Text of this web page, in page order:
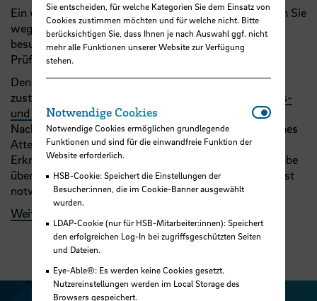
Ein wichtiger Grund liegt insbesondere dann vor, wenn Sie
wegen Ihrer Erkrankung keine Lehrveranstaltungen
besuchen und/oder die zu erwartenden Studien- und
Prüfungsleistungen nicht erbringen können.
Den Antrag auf Beurlaubung können Sie bei den
zuständigen Sachbearbeiter:innen im
Immatrikulations-
und Prüfungsamteinreichen; und zwar mit geeigneten
Nachweisen. Dazu gehört zum Beispiel ein fachärztliches
Attest, aus dem hervorgeht, dass Sie aufgrund Ihrer
Erkrankung nicht voll studierfähig sind. Auch die Angabe
über die voraussichtliche Dauer der Beeinträchtigung ist
notwendig.
Weitere Informationen zur Beurlaubung
Sie entscheiden, für welche Kategorien Sie dem Einsatz von
Cookies zustimmen möchten und für welche nicht. Bitte
berücksichtigen Sie, dass Ihnen je nach Auswahl ggf. nicht
mehr alle Funktionen unserer Website zur Verfügung
stehen.
Notwendige Cookies
Notwendige Cookies ermöglichen grundlegende
Funktionen und sind für die einwandfreie Funktion der
Website erforderlich.
HSB-Cookie: Speichert die Einstellungen der
Besucher:innen, die im Cookie-Banner ausgewählt
wurden.
LDAP-Cookie (nur für HSB-Mitarbeiter:innen): Speichert
den erfolgreichen Log-In bei zugriffsgeschützten Seiten
und Dateien.
Eye-Able®: Es werden keine Cookies gesetzt.
Nutzereinstellungen werden im Local Storage des
Browsers gespeichert.